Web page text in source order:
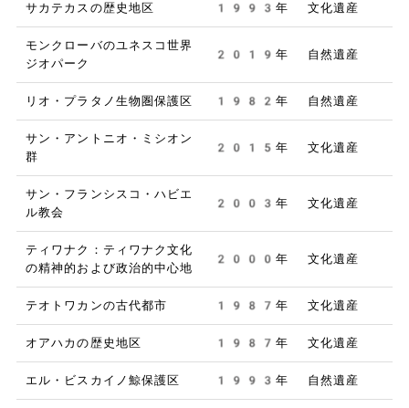
サカテカスの歴史地区 1993年 文化遺産
モンクローバのユネスコ世界
ジオパーク
2019年 自然遺産
リオ・プラタノ生物圏保護区 1982年 自然遺産
サン・アントニオ・ミシオン
群
2015年 文化遺産
サン・フランシスコ・ハビエ
ル教会
2003年 文化遺産
ティワナク：ティワナク文化
の精神的および政治的中心地
2000年 文化遺産
テオトワカンの古代都市 1987年 文化遺産
オアハカの歴史地区 1987年 文化遺産
エル・ビスカイノ鯨保護区 1993年 自然遺産